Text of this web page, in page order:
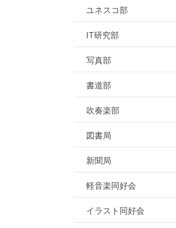
ユネスコ部
IT研究部
写真部
書道部
吹奏楽部
図書局
新聞局
軽音楽同好会
イラスト同好会